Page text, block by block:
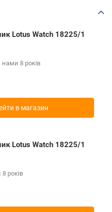
Lotus Watch 18225/1
нами 8 років
в магазин
Lotus Watch 18225/1
років